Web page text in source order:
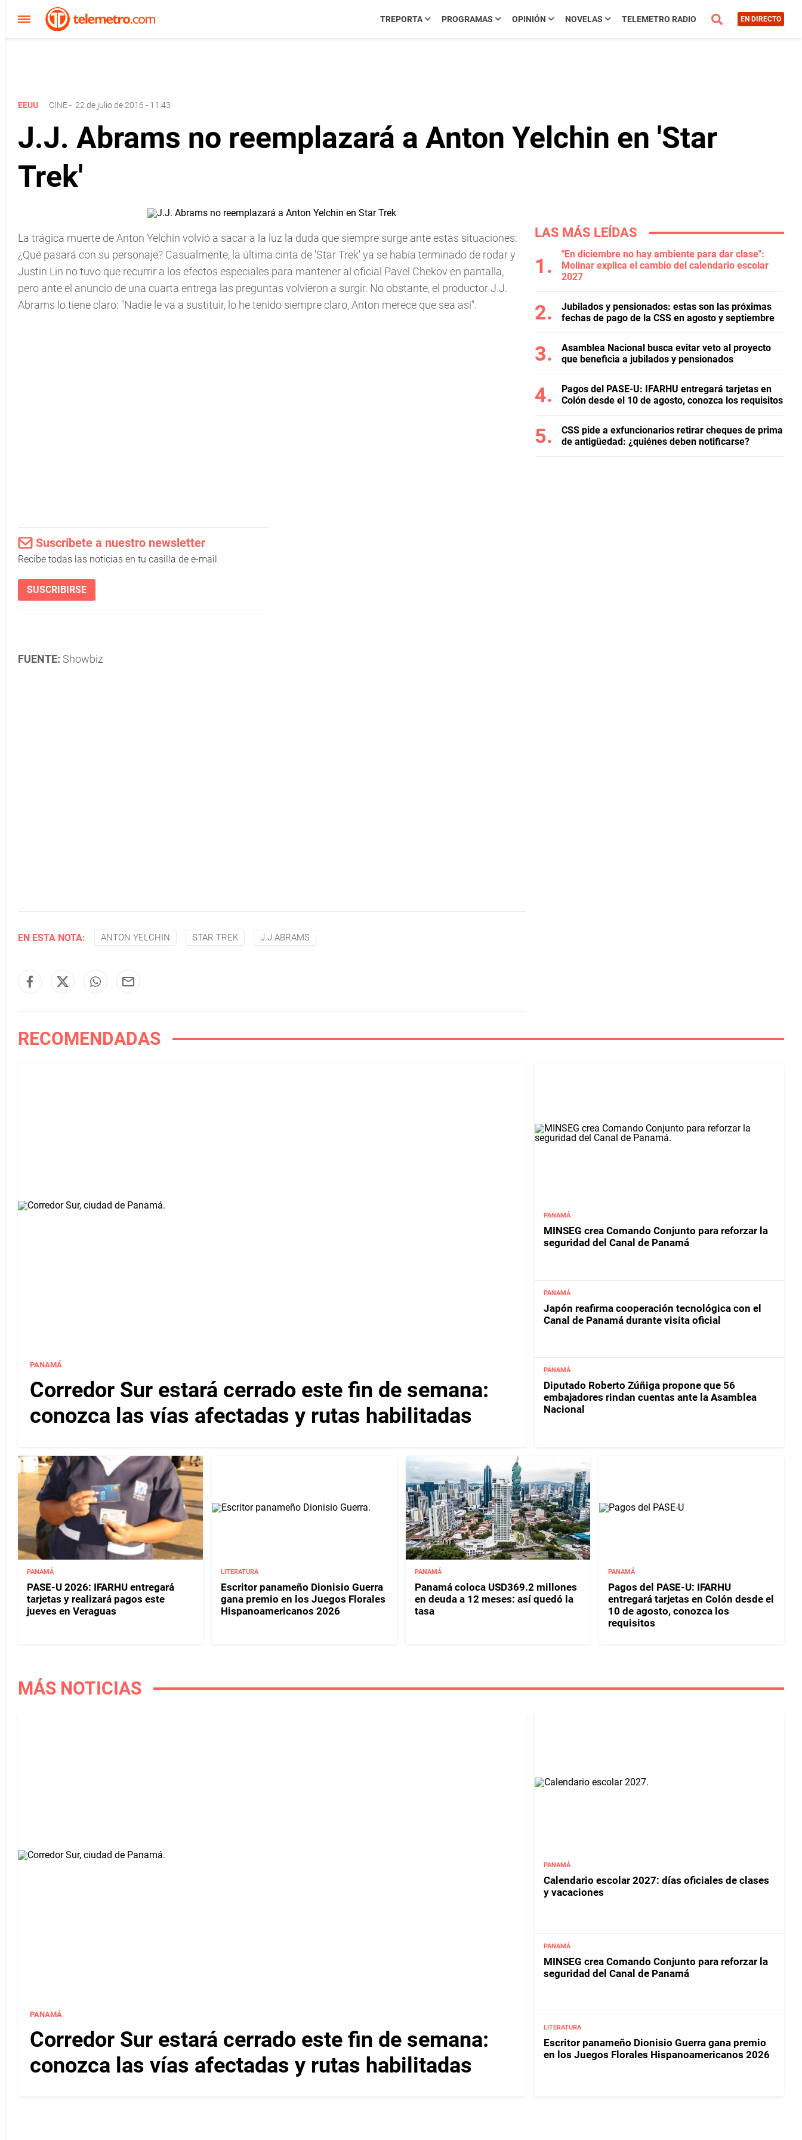
TREPORTA PROGRAMAS OPINIÓN NOVELAS TELEMETRO RADIO EN DIRECTO
EEUU CINE- 22 de julio de 2016 - 11:43
J.J. Abrams no reemplazará a Anton Yelchin en 'Star
Trek'
La trágica muerte de Anton Yelchin volvió a sacar a la luz la duda que siempre surge ante estas situaciones:
¿Qué pasará con su personaje? Casualmente, la última cinta de 'Star Trek' ya se había terminado de rodar y
Justin Lin no tuvo que recurrir a los efectos especiales para mantener al oficial Pavel Chekov en pantalla,
pero ante el anuncio de una cuarta entrega las preguntas volvieron a surgir. No obstante, el productor J.J.
Abrams lo tiene claro: "Nadie le va a sustituir, lo he tenido siempre claro, Anton merece que sea así".
Suscríbete a nuestro newsletter
Recibe todas las noticias en tu casilla de e-mail.
SUSCRIBIRSE
FUENTE: Showbiz
EN ESTA NOTA: ANTON YELCHIN STAR TREK J.J.ABRAMS
LAS MÁS LEÍDAS
"En diciembre no hay ambiente para dar clase":
Molinar explica el cambio del calendario escolar
2027
Jubilados y pensionados: estas son las próximas
fechas de pago de la CSS en agosto y septiembre
Asamblea Nacional busca evitar veto al proyecto
que beneficia a jubilados y pensionados
Pagos del PASE-U: IFARHU entregará tarjetas en
Colón desde el 10 de agosto, conozca los requisitos
CSS pide a exfuncionarios retirar cheques de prima
de antigüedad: ¿quiénes deben notificarse?
RECOMENDADAS
PANAMÁ
Corredor Sur estará cerrado este fin de semana:
conozca las vías afectadas y rutas habilitadas
PANAMÁ
MINSEG crea Comando Conjunto para reforzar la
seguridad del Canal de Panamá
PANAMÁ
Japón reafirma cooperación tecnológica con el
Canal de Panamá durante visita oficial
PANAMÁ
Diputado Roberto Zúñiga propone que 56
embajadores rindan cuentas ante la Asamblea
Nacional
PANAMÁ
PASE-U 2026: IFARHU entregará
tarjetas y realizará pagos este
jueves en Veraguas
LITERATURA
Escritor panameño Dionisio Guerra
gana premio en los Juegos Florales
Hispanoamericanos 2026
PANAMÁ
Panamá coloca USD369.2 millones
en deuda a 12 meses: así quedó la
tasa
PANAMÁ
Pagos del PASE-U: IFARHU
entregará tarjetas en Colón desde el
10 de agosto, conozca los
requisitos
MÁS NOTICIAS
PANAMÁ
Corredor Sur estará cerrado este fin de semana:
conozca las vías afectadas y rutas habilitadas
PANAMÁ
Calendario escolar 2027: días oficiales de clases
y vacaciones
PANAMÁ
MINSEG crea Comando Conjunto para reforzar la
seguridad del Canal de Panamá
LITERATURA
Escritor panameño Dionisio Guerra gana premio
en los Juegos Florales Hispanoamericanos 2026